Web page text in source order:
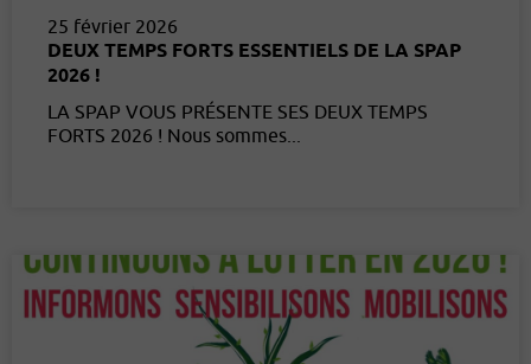
25 février 2026
DEUX TEMPS FORTS ESSENTIELS DE LA SPAP
2026 !
LA SPAP VOUS PRÉSENTE SES DEUX TEMPS
FORTS 2026 ! Nous sommes...